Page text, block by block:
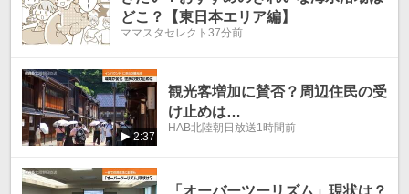
どこ？【東日本エリア編】
ママスタセレクト 37分前
2:37
観光客増加に賛否？周辺住民の受
け止めは…
HAB北陸朝日放送1時間前
「オーバーツーリズム」現状は？